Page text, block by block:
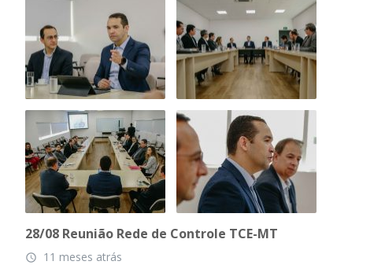
28/08 Reunião Rede de Controle TCE-MT
access_time 11 meses atrás